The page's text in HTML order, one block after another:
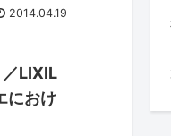
2014.04.19
LIXIL
におけ